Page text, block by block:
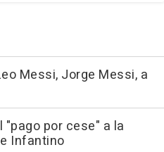
Messi, Jorge Messi, a
"pago por cese" a la
Infantino